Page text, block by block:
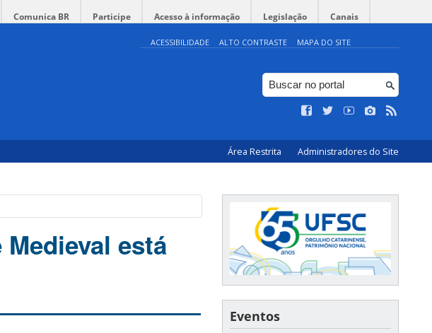
Comunica BR Participe Acesso à informação Legislação Canais
ACESSIBILIDADE ALTO CONTRASTE MAPA DO SITE
Área Restrita Administradores do Site
está
Eventos